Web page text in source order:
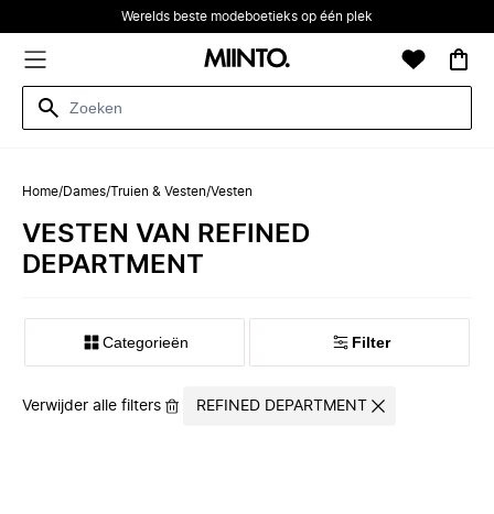
Werelds beste modeboetieks op één plek
Home/Dames/Truien & Vesten/Vesten
VESTEN VAN REFINED
DEPARTMENT
Categorieën Filter
Verwijder alle filters REFINED DEPARTMENT